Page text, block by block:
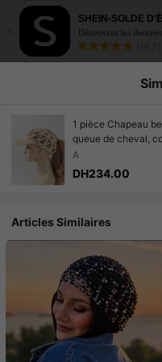
SHEIN-SOLDE
Découvrez les
1 pièce Chapeau
queue de cheval,
quotidien, au
les festivals
A
DH234.00
Articles Similaires